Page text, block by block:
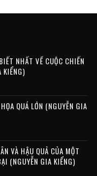
NHẤT VỀ CUỘC CHIẾN
KIỂNG)
QUÁ LỚN (NGUYỄN GIA
VÀ HẬU QUẢ CỦA MỘT
(NGUYỄN GIA KIỂNG)